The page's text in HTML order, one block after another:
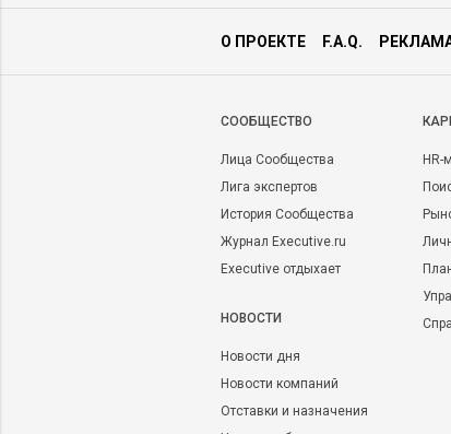
О ПРОЕКТЕ F.A.Q.
CООБЩЕСТВО
Лица Сообщества
Лига экспертов
История Сообщества
Журнал Executive.ru
Executive отдыхает
НОВОСТИ
Новости дня
Новости компаний
Отставки и назначения